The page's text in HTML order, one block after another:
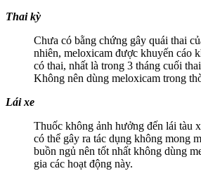
Thai kỳ
Chưa có bằng chứng gây quái thai
nhiên, meloxicam được khuyến cáo
có thai, nhất là trong 3 tháng cuối
Không nên dùng meloxicam trong
Lái xe
Thuốc không ảnh hưởng đến lái tàu
có thể gây ra tác dụng không mong
buồn ngủ nên tốt nhất không dùng
gia các hoạt động này.